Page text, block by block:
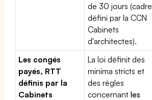
de 30 jours (cadre
défini par la CCN
Cabinets
d'architectes).
Les congés
payés, RTT
définis par la
Cabinets
La loi définit des
minima stricts et
des règles
concernantles